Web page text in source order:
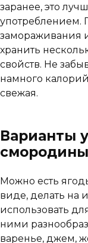
заранее, это
употреблением.
замораживания
хранить
свойств. Не
намного
свежая.
Варианты
смородины
Можно есть
виде, делать на
использовать
ними
варенье, джем,